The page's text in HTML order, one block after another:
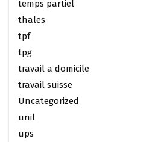
temps partiel
thales
tpf
tpg
travail a domicile
travail suisse
Uncategorized
unil
ups